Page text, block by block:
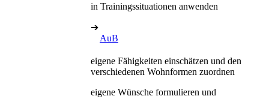
in Trainingssituationen anwenden
➔
AuB
eigene Fähigkeiten einschätzen und den
verschiedenen Wohnformen zuordnen
eigene Wünsche formulieren und